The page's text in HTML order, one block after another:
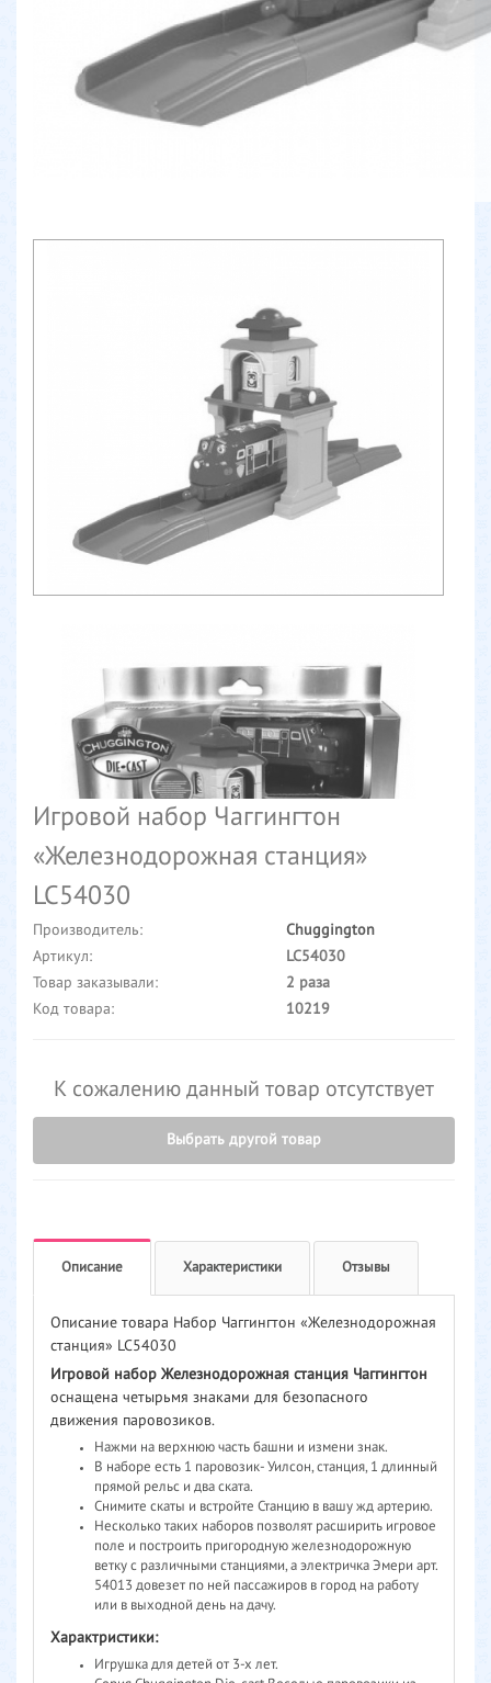
Игровой набор Чаггингтон
«Железнодорожная станция»
LC54030
Производитель:
Chuggington
Артикул:
LC54030
Товар заказывали:
2 раза
Код товара:
10219
К сожалению данный товар отсутствует
Выбрать другой товар
Описание Характеристики Отзывы
Описание товара Набор Чаггингтон «Железнодорожная
станция» LC54030
Игровой набор Железнодорожная станция Чаггингтон
оснащена четырьмя знаками для безопасного
движения паровозиков.
Нажми на верхнюю часть башни и измени знак.
В наборе есть 1 паровозик- Уилсон, станция, 1 длинный
прямой рельс и два ската.
Снимите скаты и встройте Станцию в вашу жд артерию.
Несколько таких наборов позволят расширить игровое
поле и построить пригородную железнодорожную
ветку с различными станциями, а электричка Эмери арт.
54013 довезет по ней пассажиров в город на работу
или в выходной день на дачу.
Характристики:
Игрушка для детей от 3-х лет.